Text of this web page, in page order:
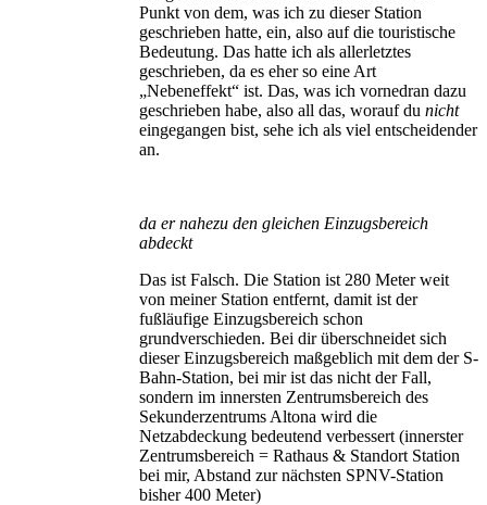
Punkt von dem, was ich zu dieser Station
geschrieben hatte, ein, also auf die touristische
Bedeutung. Das hatte ich als allerletztes
geschrieben, da es eher so eine Art
„Nebeneffekt“ ist. Das, was ich vornedran dazu
geschrieben habe, also all das, worauf du nicht
eingegangen bist, sehe ich als viel entscheidender
an.
da er nahezu den gleichen Einzugsbereich
abdeckt
Das ist Falsch. Die Station ist 280 Meter weit
von meiner Station entfernt, damit ist der
fußläufige Einzugsbereich schon
grundverschieden. Bei dir überschneidet sich
dieser Einzugsbereich maßgeblich mit dem der S-
Bahn-Station, bei mir ist das nicht der Fall,
sondern im innersten Zentrumsbereich des
Sekunderzentrums Altona wird die
Netzabdeckung bedeutend verbessert (innerster
Zentrumsbereich = Rathaus & Standort Station
bei mir, Abstand zur nächsten SPNV-Station
bisher 400 Meter)